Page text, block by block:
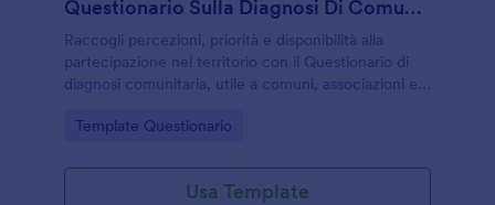
Questionario Sulla Diagnosi Di Comunità
Raccogli percezioni, priorità e disponibilità alla
partecipazione nel territorio con il Questionario di
diagnosi comunitaria, utile a comuni, associazioni e
locali.
Go to Category:
Template Questionario
Usa Template